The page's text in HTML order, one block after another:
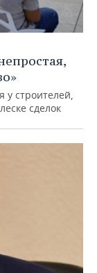
у строителей,
сделок